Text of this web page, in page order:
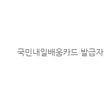
국민내일배움카드 발급자